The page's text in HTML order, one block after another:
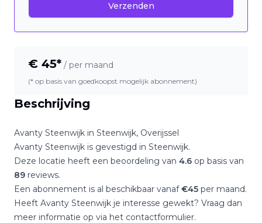
Beschrijving
Avanty Steenwijk in Steenwijk, Overijssel
Avanty Steenwijk is gevestigd in Steenwijk.
Deze locatie heeft een beoordeling van 4.6 op basis van
89 reviews.
Een abonnement is al beschikbaar vanaf€45 per maand.
Heeft Avanty Steenwijk je interesse gewekt? Vraag dan
meer informatie op via het contactformulier.
Verzenden
€ 45* / per maand
(* op basis van goedkoopst mogelijk abonnement)